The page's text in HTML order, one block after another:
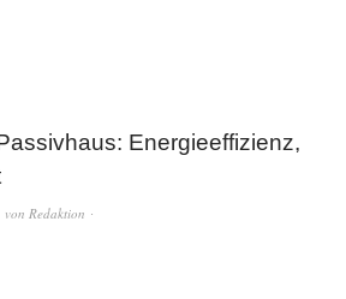
Energieeffizienz,
von Redaktion